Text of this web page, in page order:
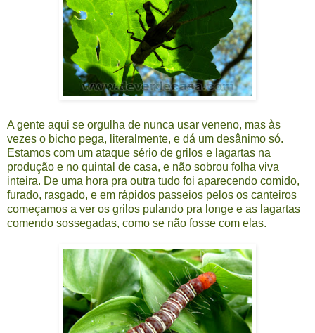
A gente aqui se orgulha de nunca usar veneno, mas às
vezes o bicho pega, literalmente, e dá um desânimo só.
Estamos com um ataque sério de grilos e lagartas na
produção e no quintal de casa, e não sobrou folha viva
inteira. De uma hora pra outra tudo foi aparecendo comido,
furado, rasgado, e em rápidos passeios pelos os canteiros
começamos a ver os grilos pulando pra longe e as lagartas
comendo sossegadas, como se não fosse com elas.